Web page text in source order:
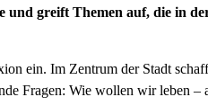
und greift Themen auf, die in
ein. Im Zentrum der Stadt
Fragen: Wie wollen wir leben –